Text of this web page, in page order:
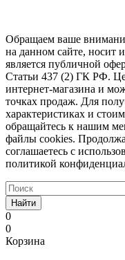
Обращаем ваше
на данном сайте, носит
является публичной
Статьи 437 (2) ГК РФ.
интернет-магазина и
точках продаж. Для
характеристиках и
обращайтесь к нашим
файлы cookies.
соглашаетесь с
политикой
Найти
0
0
Корзина